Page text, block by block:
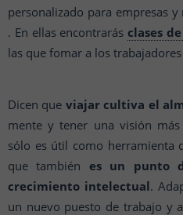
personalizado para empresas
. En ellas encontrarás clases
las que fomar a los
Dicen que viajar cultiva el
mente y tener una visión
sólo es útil como herramienta
que también es un punto
crecimiento intelectual.
un nuevo puesto de trabajo y